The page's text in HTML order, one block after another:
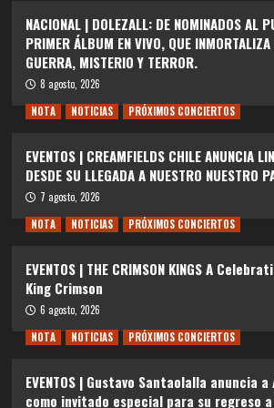
NACIONAL | DOLEZALL: DE NOMINADOS AL
PRIMER ÁLBUM EN VIVO, QUE
GUERRA, MISTERIO Y TERROR.
8 agosto, 2026
NOTA
NOTICIAS PRÓXIMOS CONCIERTOS
EVENTOS | CREAMFIELDS CHILE ANUNCIA
DESDE SU LLEGADA A NUESTRO NUESTRO
7 agosto, 2026
NOTA
NOTICIAS PRÓXIMOS CONCIERTOS
EVENTOS | THE CRIMSON KINGS A
King Crimson
6 agosto, 2026
NOTA
NOTICIAS PRÓXIMOS CONCIERTOS
EVENTOS | Gustavo Santaolalla anuncia
como invitado especial para su regreso